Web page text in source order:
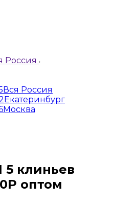
Россия
Вся Россия
Екатеринбург
Москва
5 клиньев
оптом